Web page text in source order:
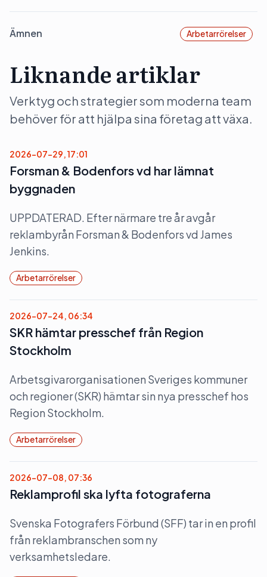
Ämnen Arbetarrörelser
Liknande artiklar
Verktyg och strategier som moderna team
behöver för att hjälpa sina företag att växa.
2026-07-29, 17:01
Forsman & Bodenfors vd har lämnat
byggnaden
UPPDATERAD. Efter närmare tre år avgår
reklambyrån Forsman & Bodenfors vd James
Jenkins.
Arbetarrörelser
2026-07-24, 06:34
SKR hämtar presschef från Region
Stockholm
Arbetsgivarorganisationen Sveriges kommuner
och regioner (SKR) hämtar sin nya presschef hos
Region Stockholm.
Arbetarrörelser
2026-07-08, 07:36
Reklamprofil ska lyfta fotograferna
Svenska Fotografers Förbund (SFF) tar in en profil
från reklambranschen som ny
verksamhetsledare.